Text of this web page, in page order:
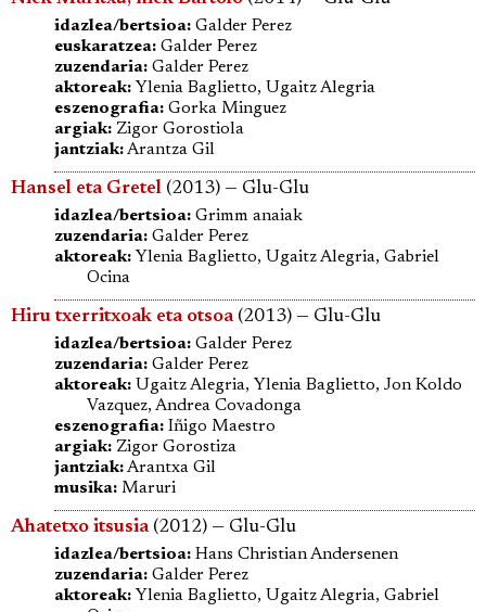
idazlea/bertsioa: Galder Perez
euskaratzea: Galder Perez
zuzendaria: Galder Perez
aktoreak: Ylenia Baglietto, Ugaitz Alegria
eszenografia: Gorka Minguez
argiak: Zigor Gorostiola
jantziak:Arantza Gil
Hansel eta Gretel (2013) — Glu-Glu
idazlea/bertsioa: Grimm anaiak
zuzendaria: Galder Perez
aktoreak: Ylenia Baglietto, Ugaitz Alegria, Gabriel
Ocina
Hiru txerritxoak eta otsoa(2013) — Glu-Glu
idazlea/bertsioa: Galder Perez
zuzendaria: Galder Perez
aktoreak: Ugaitz Alegria, Ylenia Baglietto, Jon Koldo
Vazquez, Andrea Covadonga
eszenografia: Iñigo Maestro
argiak: Zigor Gorostiza
jantziak:Arantxa Gil
musika: Maruri
Ahatetxo itsusia(2012) — Glu-Glu
idazlea/bertsioa: Hans Christian Andersenen
zuzendaria: Galder Perez
aktoreak: Ylenia Baglietto, Ugaitz Alegria, Gabriel